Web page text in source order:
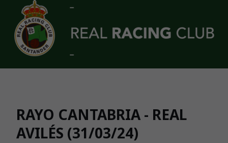
Skip to main content
RAYO CANTABRIA - REAL
AVILÉS (31/03/24)